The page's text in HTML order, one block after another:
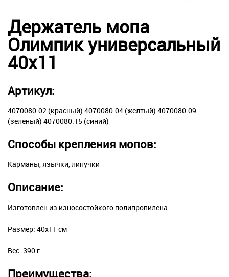
Держатель мопа
Олимпик универсальный
40х11
Артикул:
4070080.02 (красный) 4070080.04 (желтый) 4070080.09
(зеленый) 4070080.15 (синий)
Способы крепления мопов:
Карманы, язычки, липучки
Описание:
Изготовлен из износостойкого полипропилена
Размер: 40х11 см
Вес: 390 г
Преимущества: